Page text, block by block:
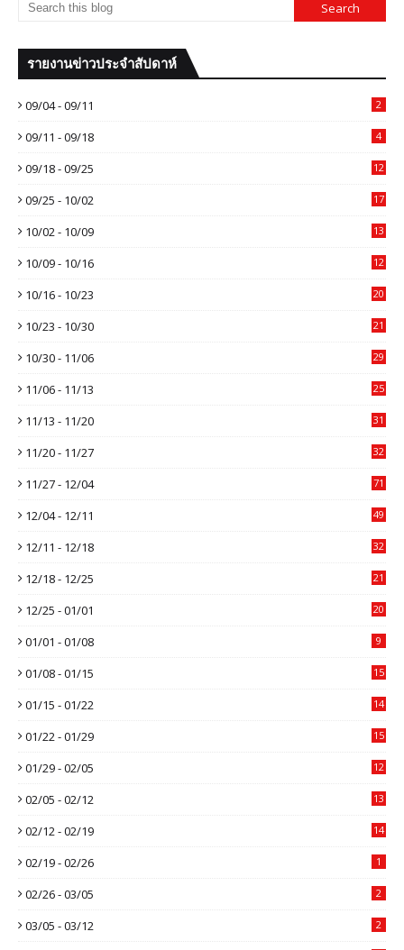
รายงานข่าวประจำสัปดาห์
09/04 - 09/11 2
09/11 - 09/18 4
09/18 - 09/25 12
09/25 - 10/02 17
10/02 - 10/09 13
10/09 - 10/16 12
10/16 - 10/23 20
10/23 - 10/30 21
10/30 - 11/06 29
11/06 - 11/13 25
11/13 - 11/20 31
11/20 - 11/27 32
11/27 - 12/04 71
12/04 - 12/11 49
12/11 - 12/18 32
12/18 - 12/25 21
12/25 - 01/01 20
01/01 - 01/08 9
01/08 - 01/15 15
01/15 - 01/22 14
01/22 - 01/29 15
01/29 - 02/05 12
02/05 - 02/12 13
02/12 - 02/19 14
02/19 - 02/26 1
02/26 - 03/05 2
03/05 - 03/12 2